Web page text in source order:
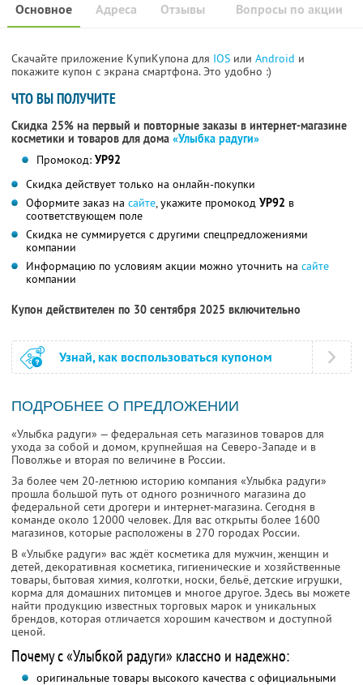
Основное Отзывы Вопросы по акции
Адреса
Скачайте приложение КупиКупона для IOS или Android и
покажите купон с экрана смартфона. Это удобно :)
ЧТО ВЫ ПОЛУЧИТЕ
Скидка 25% на первый и повторные заказы в интернет-магазине
косметики и товаров для дома «Улыбка радуги»
Промокод: УР92
Скидка действует только на онлайн-покупки
Оформите заказ на сайте, укажите промокод УР92 в
соответствующем поле
Скидка не суммируется с другими спецпредложениями
компании
Информацию по условиям акции можно уточнить на сайте
компании
Купон действителен по 30 сентября 2025 включительно
Узнай, как воспользоваться купоном
ПОДРОБНЕЕ О ПРЕДЛОЖЕНИИ
«Улыбка радуги» — федеральная сеть магазинов товаров для
ухода за собой и домом, крупнейшая на Северо-Западе и в
Поволжье и вторая по величине в России.
За более чем 20-летнюю историю компания «Улыбка радуги»
прошла большой путь от одного розничного магазина до
федеральной сети дрогери и интернет-магазина. Сегодня в
команде около 12000 человек. Для вас открыты более 1600
магазинов, которые расположены в 270 городах России.
В «Улыбке радуги» вас ждёт косметика для мужчин, женщин и
детей, декоративная косметика, гигиенические и хозяйственные
товары, бытовая химия, колготки, носки, бельё, детские игрушки,
корма для домашних питомцев и многое другое. Здесь вы можете
найти продукцию известных торговых марок и уникальных
брендов, которая отличается хорошим качеством и доступной
ценой.
Почему с «Улыбкой радуги» классно и надежно:
оригинальные товары высокого качества с официальными